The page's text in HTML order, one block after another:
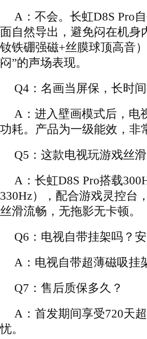
A：不会。长虹D8S Pro
面自然导出，避免闷在机身
钕铁硼强磁+丝膜球顶高音
闷”的声场表现。
Q4：名画当屏保，长时
A：进入壁画模式后，电
功耗。产品为一级能效，非
Q5：这款电视玩游戏丝滑
A：长虹D8S Pro搭载
330Hz），配合游戏灵控台
丝滑流畅，无拖影无卡顿。
Q6：电视自带挂架吗？
A：电视自带超薄磁吸挂
Q7：售后质保多久？
A：首发期间享受720天
忧。